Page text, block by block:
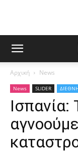
Αρχική News
News SLIDER
Ισπανία: